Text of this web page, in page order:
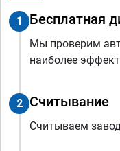
1 Бесплатная
Мы проверим
наиболее
2 Считывание
Считываем